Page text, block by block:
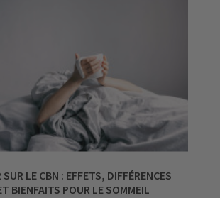
LE CBN : EFFETS, DIFFÉRENCES
BIENFAITS POUR LE SOMMEIL